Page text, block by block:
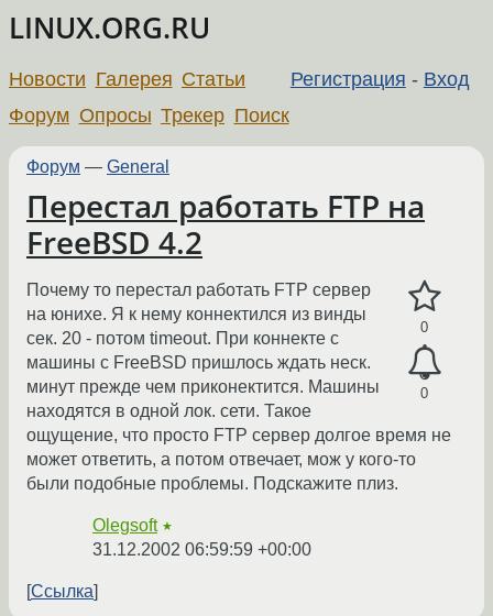
LINUX.ORG.RU
Регистрация - Вход
Новости Галерея Статьи
Форум Опросы Трекер Поиск
Форум — General
Перестал работать FTP на
FreeBSD 4.2
0
0
Почему то перестал работать FTP сервер
на юнихе. Я к нему коннектился из винды
сек. 20 - потом timeout. При коннекте с
машины c FreeBSD пришлось ждать неск.
минут прежде чем приконектится. Машины
находятся в одной лок. сети. Такое
ощущение, что просто FTP сервер долгое время не
может ответить, а потом отвечает, мож у кого-то
были подобные проблемы. Подскажите плиз.
Olegsoft ★
31.12.2002 06:59:59 +00:00
Ссылка